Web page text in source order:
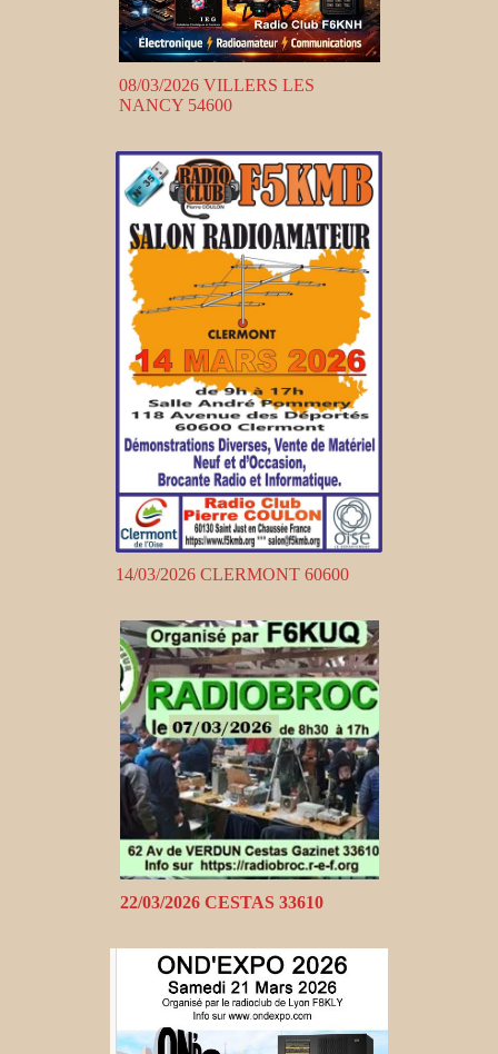
08/03/2026 VILLERS LES
NANCY 54600
14/03/2026 CLERMONT 60600
22/03/2026 CESTAS 33610